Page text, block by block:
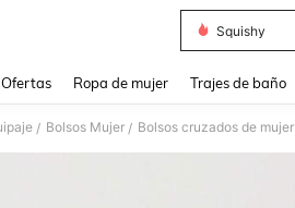
Squishy
Ofertas Ropa de mujer Trajes de baño
/ Bolsos Mujer / Bolsos cruzados de mujer